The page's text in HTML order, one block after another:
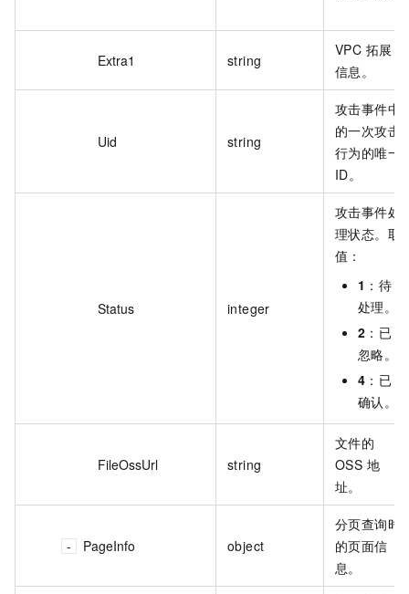
Extra1 string
VPC 拓展
信息。
Uid string
攻击事件中
的一次攻击
行为的唯一
ID。
Status integer
攻击事件处
理状态。取
值：
1 ：待
处理。
2 ：已
忽略。
4 ：已
确认。
FileOssUrl string
文件的
OSS 地
址。
PageInfo object
分页查询时
的页面信
息。